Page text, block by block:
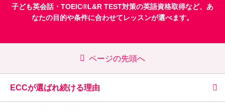
子ども英会話・ TOEIC®L&R TEST対策の英語資格取得など、あ
なたの目的や条件に合わせてレッスンが選べます。
ページの先頭へ
ECCが選ばれ続ける理由